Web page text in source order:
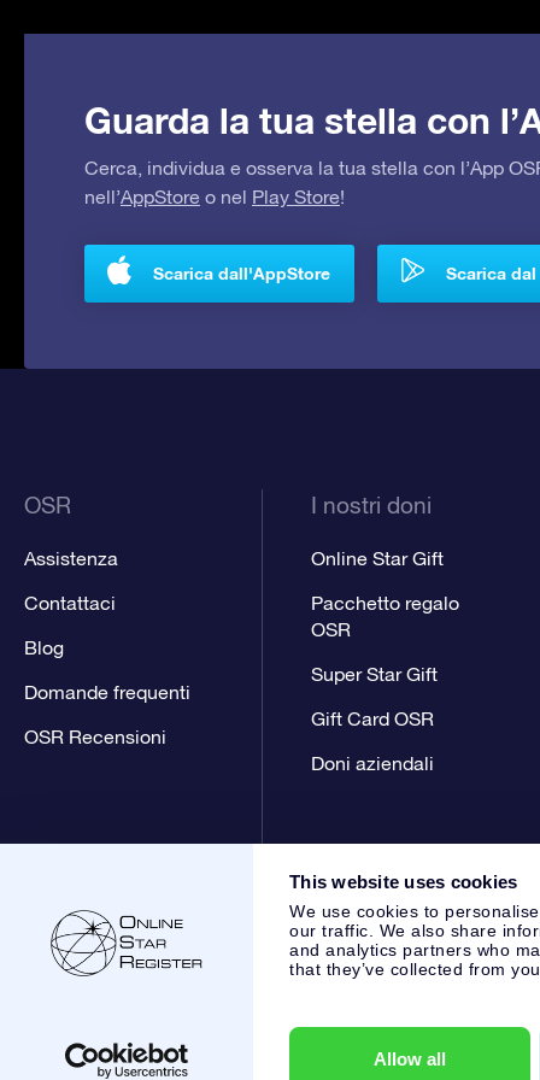
This website uses cookies
We use cookies to
our traffic. We also share
and analytics partners who
that they’ve collected from
Allow all
Guarda la tua stella con
Cerca, individua e osserva la tua stella con l’App
nell’AppStore o nel Play Store!
Scarica dall'AppStore Scarica
OSR
Assistenza
Contattaci
Blog
Domande frequenti
OSR Recensioni
I nostri doni
Online Star Gift
Pacchetto regalo
OSR
Super Star Gift
Gift Card OSR
Doni aziendali
Servizio Clienti:help@osr.org KVK: 60333553, VAT: NL